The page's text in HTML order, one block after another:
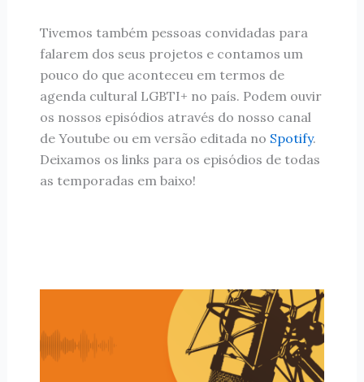
Tivemos também pessoas convidadas para
falarem dos seus projetos e contamos um
pouco do que aconteceu em termos de
agenda cultural LGBTI+ no país. Podem ouvir
os nossos episódios através do nosso canal
de Youtube ou em versão editada no Spotify.
Deixamos os links para os episódios de todas
as temporadas em baixo!